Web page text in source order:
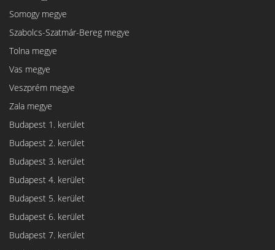
Somogy megye
Szabolcs-Szatmár-Bereg megye
Tolna megye
Vas megye
Veszprém megye
Zala megye
Budapest 1. kerület
Budapest 2. kerület
Budapest 3. kerület
Budapest 4. kerület
Budapest 5. kerület
Budapest 6. kerület
Budapest 7. kerület